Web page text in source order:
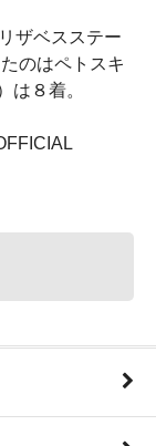
ザベスステー
のはペトスキ
は８着。